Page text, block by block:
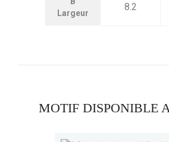
Largeur
8.2
MOTIF DISPONIBLE